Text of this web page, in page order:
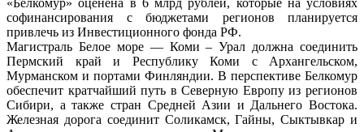
«Белкомур» оценена в 6 млрд рублей, которые на условиях
софинансирования с бюджетами регионов планируется
привлечь из Инвестиционного фонда РФ.
Магистраль Белое море — Коми – Урал должна соединить
Пермский край и Республику Коми с Архангельском,
Мурманском и портами Финляндии. В перспективе Белкомур
обеспечит кратчайший путь в Северную Европу из регионов
Сибири, а также стран Средней Азии и Дальнего Востока.
Железная дорога соединит Соликамск, Гайны, Сыктывкар и